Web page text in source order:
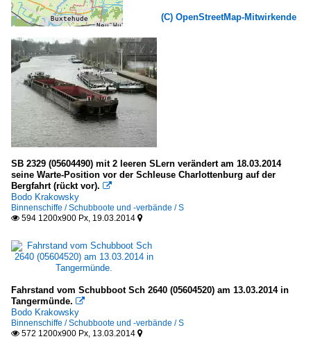
(C) OpenStreetMap-Mitwirkende
SB 2329 (05604490) mit 2 leeren SLern verändert am 18.03.2014
seine Warte-Position vor der Schleuse Charlottenburg auf der
Bergfahrt (rückt vor). 
Bodo Krakowsky
Binnenschiffe / Schubboote und -verbände / S
 594 1200x900 Px, 19.03.2014 
Fahrstand vom Schubboot Sch 2640 (05604520) am 13.03.2014 in
Tangermünde. 
Bodo Krakowsky
Binnenschiffe / Schubboote und -verbände / S
 572 1200x900 Px, 13.03.2014 